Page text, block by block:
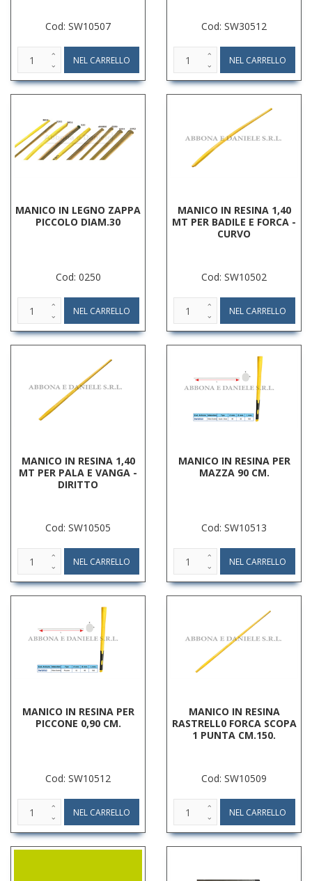
Cod: SW10507 Cod: SW30512
MANICO IN LEGNO ZAPPA
PICCOLO DIAM.30
Cod: 0250
MANICO IN RESINA 1,40
MT PER BADILE E FORCA -
CURVO
Cod: SW10502
MANICO IN RESINA 1,40
MT PER PALA E VANGA -
DIRITTO
Cod: SW10505
MANICO IN RESINA PER
MAZZA 90 CM.
Cod: SW10513
MANICO IN RESINA PER
PICCONE 0,90 CM.
Cod: SW10512
MANICO IN RESINA
RASTRELL0 FORCA SCOPA
1 PUNTA CM.150.
Cod: SW10509